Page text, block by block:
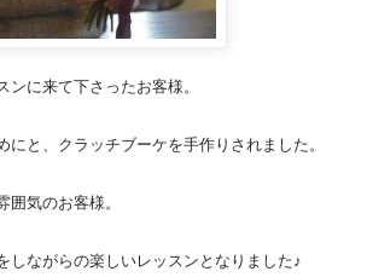
ンに来て下さったお客様。
にと、クラッチブーケを手作り されました。
囲気のお客様。
しながらの楽しいレッスンとなりました♪